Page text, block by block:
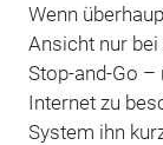
Wenn
Ansicht nur
Stop-and-Go
Internet zu
System ihn